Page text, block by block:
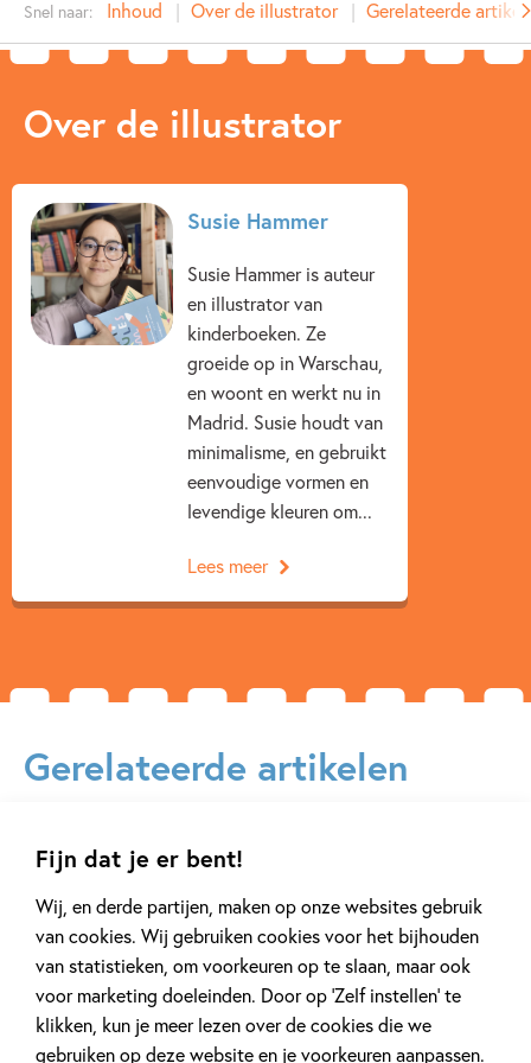
Fijn dat je er bent!
Wij, en derde partijen, maken op onze websites gebruik
van cookies. Wij gebruiken cookies voor het bijhouden
van statistieken, om voorkeuren op te slaan, maar ook
voor marketing doeleinden. Door op ‘Zelf instellen’ te
klikken, kun je meer lezen over de cookies die we
gebruiken op deze website en je voorkeuren aanpassen.
Auteur(s):
Illustrator: Susie Hammer
Aantal pagina's:
Verschijningsdatum:
Kenmerken van dit boek
1.5 – 3 jaar Dieren & natuur
Spelen & leren
Tellen & cijfers
Snel naar: Inhoud Over de illustrator Gerelateerde
Over de illustrator
Susie Hammer
Susie Hammer is auteur
en illustrator van
kinderboeken. Ze
groeide op in Warschau,
en woont en werkt nu in
Madrid. Susie houdt van
minimalisme, en gebruikt
eenvoudige vormen en
levendige kleuren om...
Lees meer
Gerelateerde artikelen
16 JULI 2025
De leukste spellen voor de
vakantie!
Tiplijst
2 APRIL 2025
De leukste
met